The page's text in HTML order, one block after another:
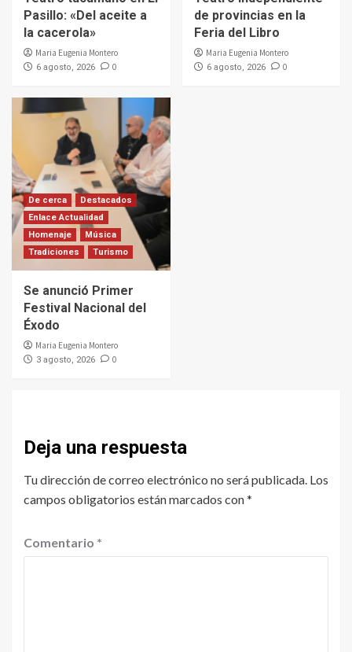
Pasillo: «Del aceite a
la cacerola»
Maria Eugenia Montero
6 agosto, 2026 0
de provincias en la
Feria del Libro
Maria Eugenia Montero
6 agosto, 2026 0
De cerca
Destacados
Enlace Actualidad
Homenaje
Música
Tradiciones
Turismo
Se anunció Primer
Festival Nacional del
Éxodo
Maria Eugenia Montero
3 agosto, 2026 0
Deja una respuesta
Tu dirección de correo electrónico no será publicada. Los
campos obligatorios están marcados con*
Comentario *